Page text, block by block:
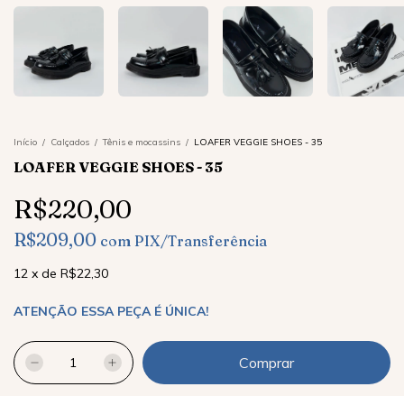
Início / Calçados / Tênis e mocassins / LOAFER VEGGIE SHOES - 35
LOAFER VEGGIE SHOES - 35
R$220,00
R$209,00 com PIX/Transferência
12 x de R$22,30
ATENÇÃO ESSA PEÇA É ÚNICA!